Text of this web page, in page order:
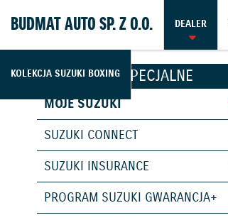
BUDMAT AUTO SP. Z O.O. DEALER
KOLEKCJA SUZUKI BOXING
PROGRAMY SPECJALNE
MOJE SUZUKI
SUZUKI CONNECT
SUZUKI INSURANCE
PROGRAM SUZUKI GWARANCJA+